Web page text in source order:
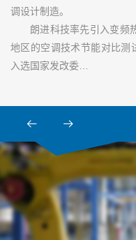
调设计制造。
朗进科技率先引入变频
地区的空调技术节能对比测
入选国家发改委…